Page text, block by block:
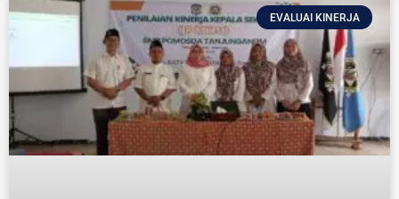
EVALUAI KINERJA